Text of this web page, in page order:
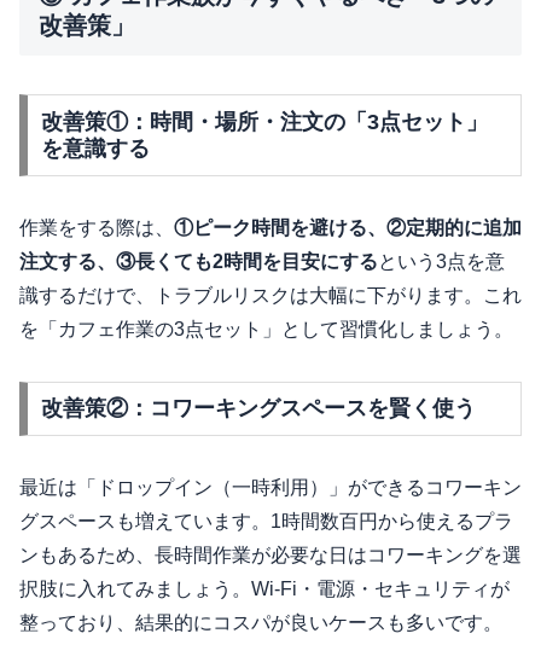
改善策」
改善策①：時間・場所・注文の「3点セット」
を意識する
作業をする際は、 ①ピーク時間を避ける、②定期的に追加
注文する、③長くても2時間を目安にするという3点を意
識するだけで、トラブルリスクは大幅に下がります。これ
を「カフェ作業の3点セット」として習慣化しましょう。
改善策②：コワーキングスペースを賢く使う
最近は「ドロップイン（一時利用）」ができるコワーキン
グスペースも増えています。1時間数百円から使えるプラ
ンもあるため、長時間作業が必要な日はコワーキングを選
択肢に入れてみましょう。Wi-Fi・電源・セキュリティが
整っており、結果的にコスパが良いケースも多いです。